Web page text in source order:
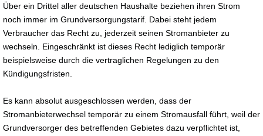
Über ein Drittel aller deutschen Haushalte beziehen ihren Strom
noch immer im Grundversorgungstarif. Dabei steht jedem
Verbraucher das Recht zu, jederzeit seinen Stromanbieter zu
wechseln. Eingeschränkt ist dieses Recht lediglich temporär
beispielsweise durch die vertraglichen Regelungen zu den
Kündigungsfristen.
Es kann absolut ausgeschlossen werden, dass der
Stromanbieterwechsel temporär zu einem Stromausfall führt, weil der
Grundversorger des betreffenden Gebietes dazu verpflichtet ist,